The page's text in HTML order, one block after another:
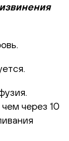
через 10